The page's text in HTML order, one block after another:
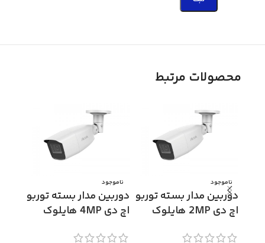
محصولات مرتبط
ناموجود
دوربین مدار بسته توربو
اچ دی 2MP هایلوک
ناموجود
دوربین مدار بسته توربو
اچ دی 4MP هایلوک